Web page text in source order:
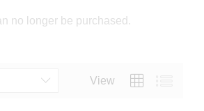
no longer be purchased.
View